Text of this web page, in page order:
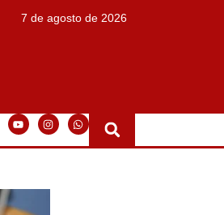
7 de agosto de 2026